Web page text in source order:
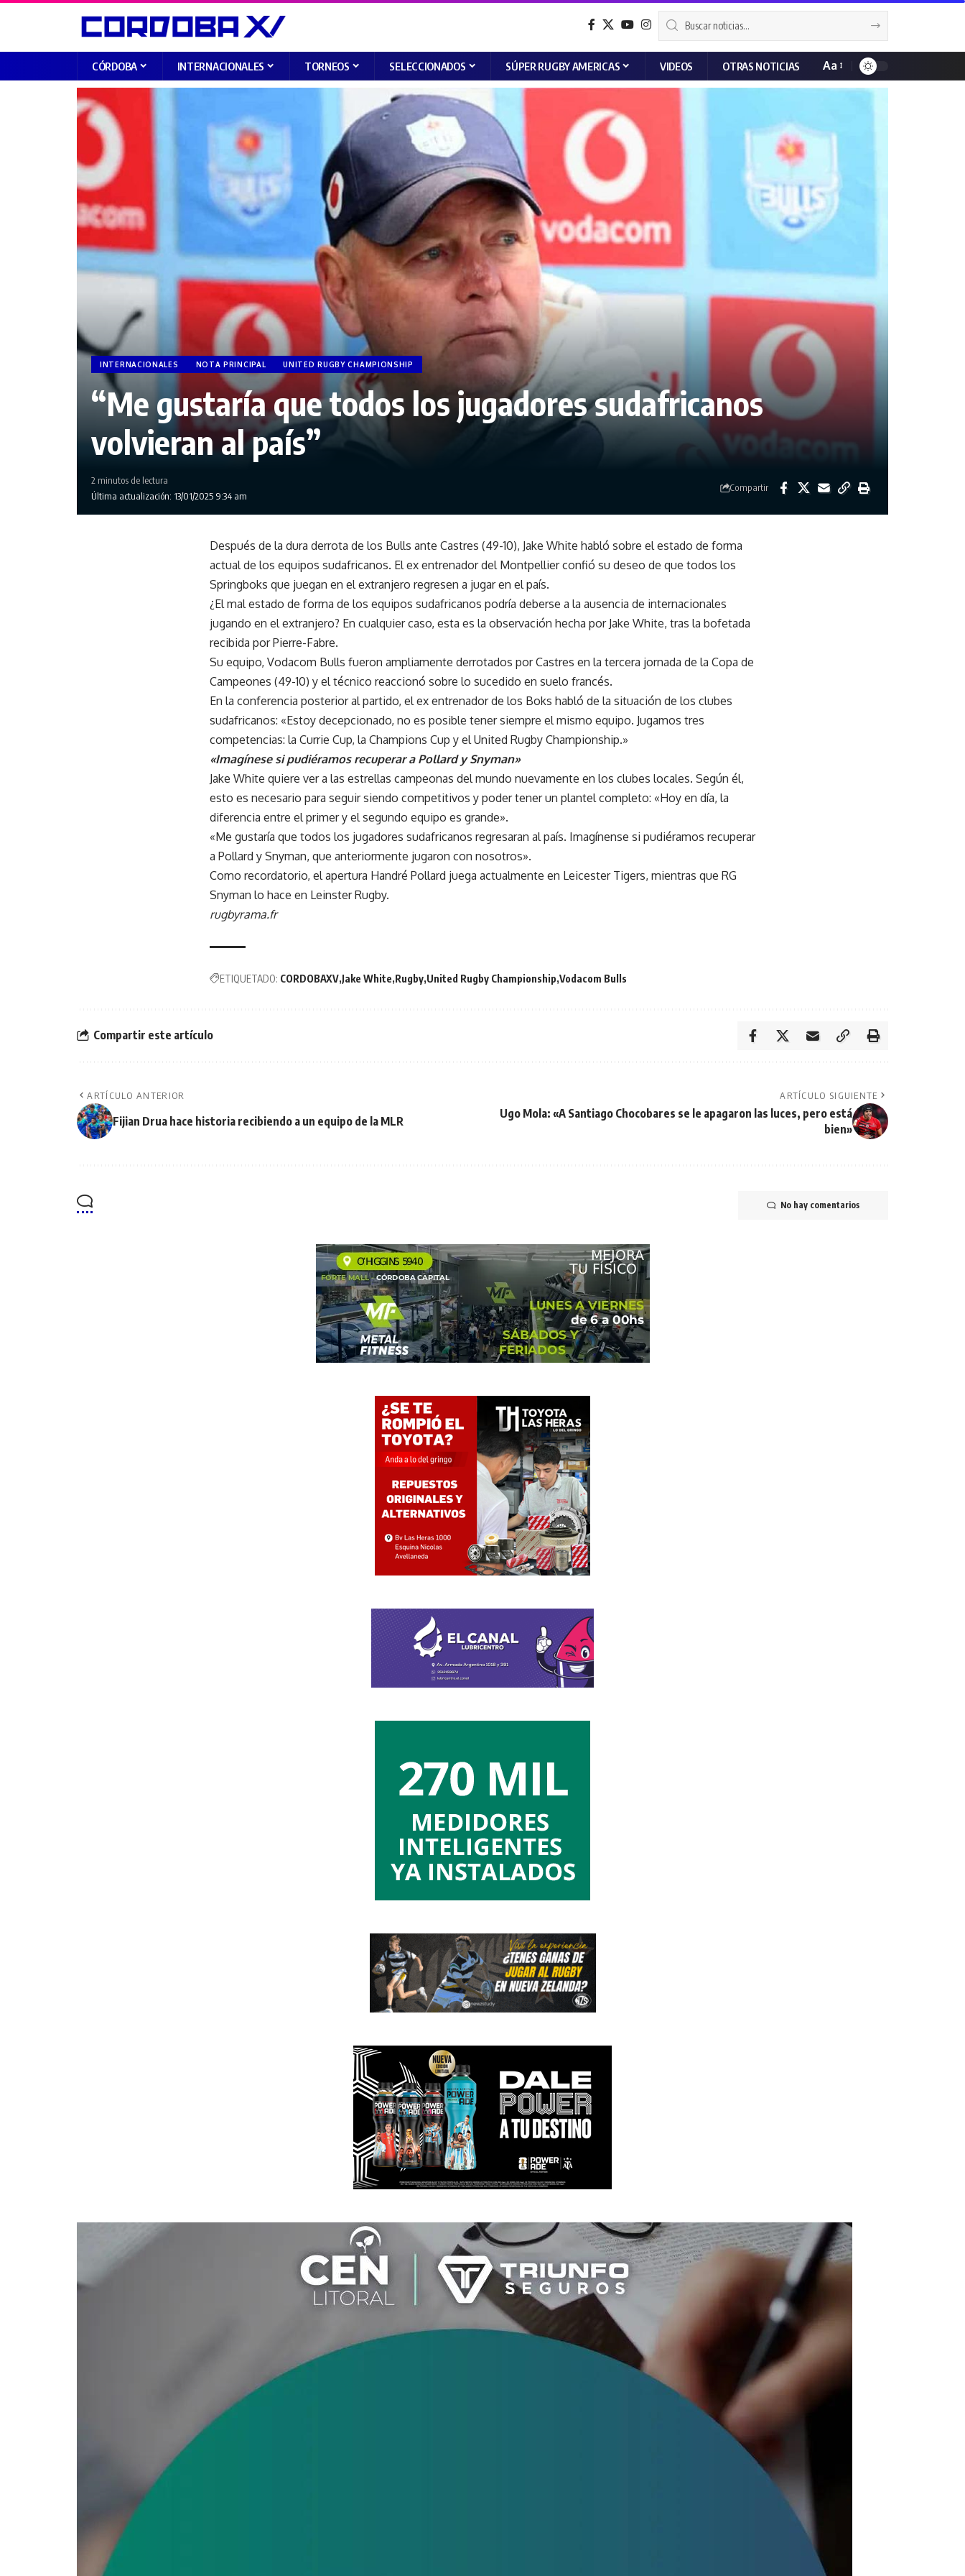
CÓRDOBA INTERNACIONALES TORNEOS SELECCIONADOS SÚPER RUGBY AMERICAS VIDEOS OTRAS NOTICIAS Aa
INTERNACIONALES NOTA PRINCIPAL UNITED RUGBY CHAMPIONSHIP
“Me gustaría que todos los jugadores sudafricanos
volvieran al país”
Última actualización: 13/01/2025 9:34 am
2 minutos de lectura
Compartir
Después de la dura derrota de los Bulls ante Castres (49-10), Jake White habló sobre el estado de forma
actual de los equipos sudafricanos. El ex entrenador del Montpellier confió su deseo de que todos los
Springboks que juegan en el extranjero regresen a jugar en el país.
¿El mal estado de forma de los equipos sudafricanos podría deberse a la ausencia de internacionales
jugando en el extranjero? En cualquier caso, esta es la observación hecha por Jake White, tras la bofetada
recibida por Pierre-Fabre.
Su equipo, Vodacom Bulls fueron ampliamente derrotados por Castres en la tercera jornada de la Copa de
Campeones (49-10) y el técnico reaccionó sobre lo sucedido en suelo francés.
En la conferencia posterior al partido, el ex entrenador de los Boks habló de la situación de los clubes
sudafricanos: «Estoy decepcionado, no es posible tener siempre el mismo equipo. Jugamos tres
competencias: la Currie Cup, la Champions Cup y el United Rugby Championship.»
«Imagínese si pudiéramos recuperar a Pollard y Snyman»
Jake White quiere ver a las estrellas campeonas del mundo nuevamente en los clubes locales. Según él,
esto es necesario para seguir siendo competitivos y poder tener un plantel completo: «Hoy en día, la
diferencia entre el primer y el segundo equipo es grande».
«Me gustaría que todos los jugadores sudafricanos regresaran al país. Imagínense si pudiéramos recuperar
a Pollard y Snyman, que anteriormente jugaron con nosotros».
Como recordatorio, el apertura Handré Pollard juega actualmente en Leicester Tigers, mientras que RG
Snyman lo hace en Leinster Rugby.
rugbyrama.fr
ETIQUETADO: CORDOBAXV Jake White Rugby United Rugby Championship Vodacom Bulls
Compartir este artículo
ARTÍCULO ANTERIOR
Fijian Drua hace historia recibiendo a un equipo de la MLR
ARTÍCULO SIGUIENTE
Ugo Mola: «A Santiago Chocobares se le apagaron las luces, pero está
bien»
No hay comentarios